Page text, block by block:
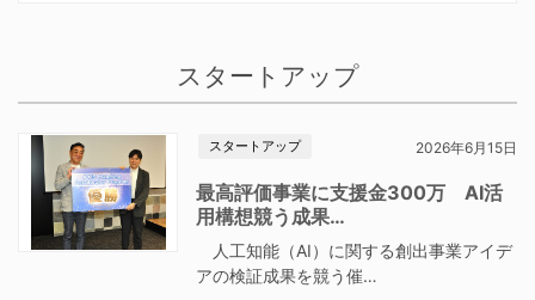
スタートアップ
スタートアップ 2026年6月15日
最高評価事業に支援金300万 AI活
用構想競う成果…
人工知能（AI）に関する創出事業アイデ
アの検証成果を競う催…